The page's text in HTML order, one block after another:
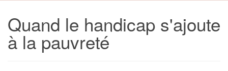
aujourd’hui
Quand le handicap s'ajoute
à la pauvreté